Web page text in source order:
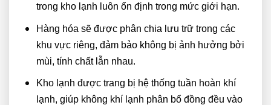
trong kho lạnh luôn ổn định trong mức giới hạn.
Hàng hóa sẽ được phân chia lưu trữ trong các
khu vực riêng, đảm bảo không bị ảnh hưởng bởi
mùi, tính chất lẫn nhau.
Kho lạnh được trang bị hệ thống tuần hoàn khí
lạnh, giúp không khí lạnh phân bổ đồng đều vào